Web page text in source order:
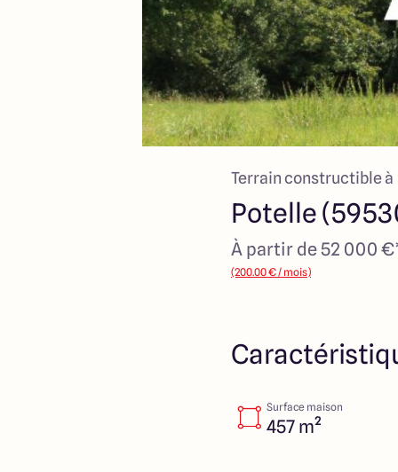
Terrain constructible à
Potelle
À partir de 52 000
(200.00 € / mois)
Surface maison
457 m²